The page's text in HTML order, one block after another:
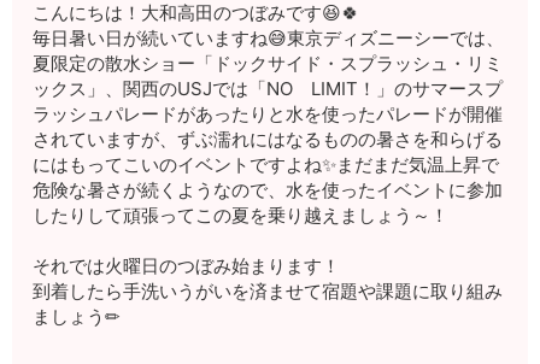
こんにちは！大和高田のつぼみです😆🍀
毎日暑い日が続いていますね😅東京ディズニーシーでは、
夏限定の散水ショー「ドックサイド・スプラッシュ・リミ
ックス」、関西のUSJでは「NO LIMIT！」のサマースプ
ラッシュパレードがあったりと水を使ったパレードが開催
されていますが、ずぶ濡れにはなるものの暑さを和らげる
にはもってこいのイベントですよね✨まだまだ気温上昇で
危険な暑さが続くようなので、水を使ったイベントに参加
したりして頑張ってこの夏を乗り越えましょう～！
それでは火曜日のつぼみ始まります！
到着したら手洗いうがいを済ませて宿題や課題に取り組み
ましょう✏